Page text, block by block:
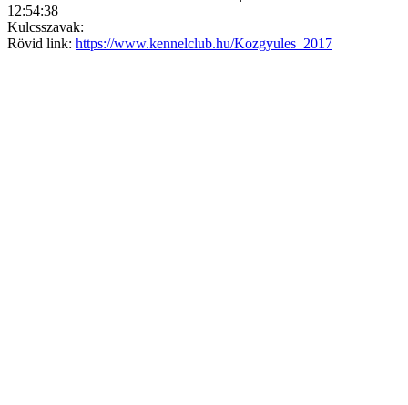
12:54:38
Kulcsszavak:
Rövid link: https://www.kennelclub.hu/Kozgyules_2017